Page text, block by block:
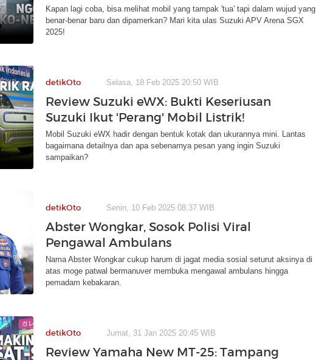
Kapan lagi coba, bisa melihat mobil yang tampak 'tua' tapi dalam wujud yang
benar-benar baru dan dipamerkan? Mari kita ulas Suzuki APV Arena SGX
2025!
detikOto Selasa, 18 Feb 2025 20:50 WIB
Review Suzuki eWX: Bukti Keseriusan
Suzuki Ikut 'Perang' Mobil Listrik!
Mobil Suzuki eWX hadir dengan bentuk kotak dan ukurannya mini. Lantas
bagaimana detailnya dan apa sebenarnya pesan yang ingin Suzuki
sampaikan?
detikOto Senin, 10 Feb 2025 08:37 WIB
Abster Wongkar, Sosok Polisi Viral
Pengawal Ambulans
Nama Abster Wongkar cukup harum di jagat media sosial seturut aksinya di
atas moge patwal bermanuver membuka mengawal ambulans hingga
pemadam kebakaran.
detikOto Jumat, 31 Jan 2025 20:45 WIB
Review Yamaha New MT-25: Tampang